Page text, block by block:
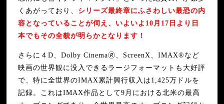
くあがっており、 シリーズ最終章にふさわしい最恐の内
容となっていることが伺え、いよいよ10月17日より日
本でもその全貌が明らかとなります！
さらに４D、Dolby Cinema🄬、ScreenX、IMAX®など
映画の世界観に没入できるラージフォーマットも大好評
で、特に全世界のIMAX累計興行収入は1,425万ドルを
記録。これはIMAX作品として9月における北米の最高